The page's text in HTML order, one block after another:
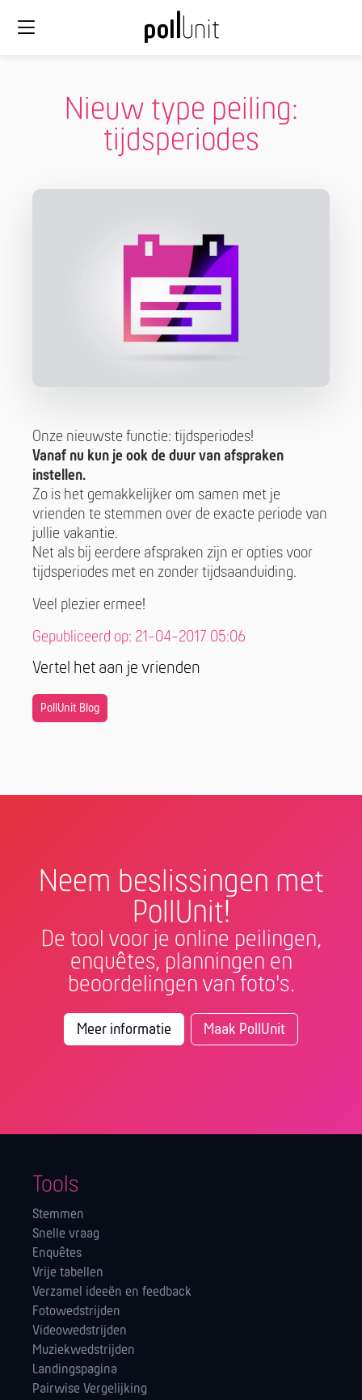
Nieuw type peiling:
tijdsperiodes
Onze nieuwste functie: tijdsperiodes!
Vanaf nu kun je ook de duur van afspraken
instellen.
Zo is het gemakkelijker om samen met je
vrienden te stemmen over de exacte periode van
jullie vakantie.
Net als bij eerdere afspraken zijn er opties voor
tijdsperiodes met en zonder tijdsaanduiding.
Veel plezier ermee!
Gepubliceerd op: 21-04-2017 05:06
Vertel het aan je vrienden
PollUnit Blog
Neem beslissingen met
PollUnit!
De tool voor je online peilingen,
enquêtes, planningen en
beoordelingen van foto's.
Meer informatie Maak PollUnit
Tools
Stemmen
Snelle vraag
Enquêtes
Vrije tabellen
Verzamel ideeën en feedback
Fotowedstrijden
Videowedstrijden
Muziekwedstrijden
Landingspagina
Pairwise Vergelijking